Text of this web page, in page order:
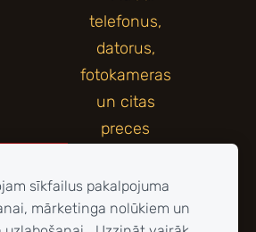
sīkfailus pakalpojuma
mārketinga nolūkiem un